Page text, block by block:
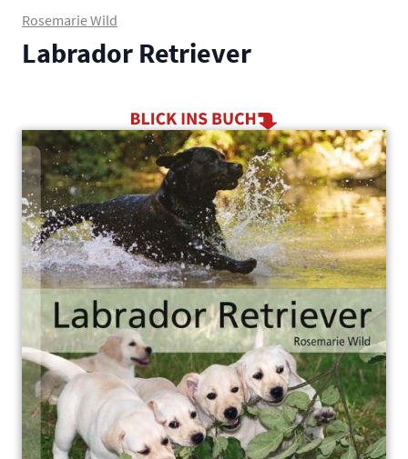
Rosemarie Wild
Labrador Retriever
Main image
Click to view image in fullscreen